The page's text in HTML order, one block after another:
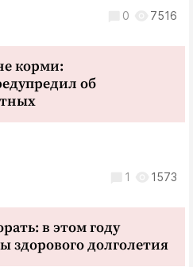
0 7516
корми:
об
1 1573
в этом году
здорового долголетия